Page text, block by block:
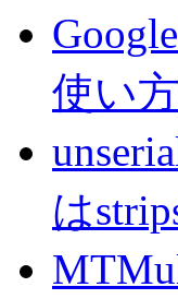
使い方
は